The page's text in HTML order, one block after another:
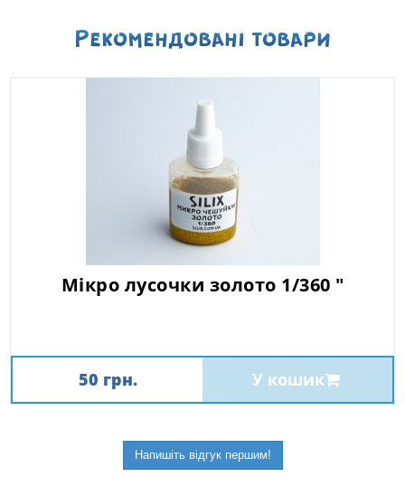
Рекомендованi товари
Мікро лусочки золото 1/360 "
50 грн. У кошик
Напишіть відгук першим!